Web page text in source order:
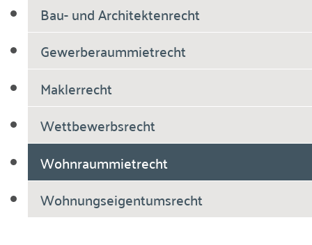
Bau- und Architektenrecht
Gewerberaummietrecht
Maklerrecht
Wettbewerbsrecht
Wohnraummietrecht
Wohnungseigentumsrecht